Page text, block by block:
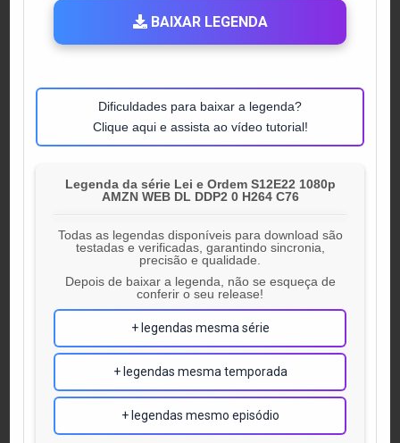
BAIXAR LEGENDA
Dificuldades para baixar a legenda?
Clique aqui e assista ao vídeo tutorial!
Legenda da série Lei e Ordem S12E22 1080p
AMZN WEB DL DDP2 0 H264 C76
Todas as legendas disponíveis para download são
testadas e verificadas, garantindo sincronia,
precisão e qualidade.
Depois de baixar a legenda, não se esqueça de
conferir o seu release!
+ legendas mesma série
+ legendas mesma temporada
+ legendas mesmo episódio